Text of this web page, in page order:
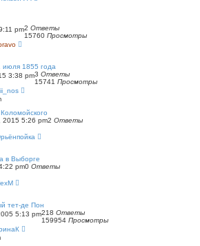
pm2 Ответы
15760 Просмотры
июля 1855 года
3:38 pm3 Ответы
15741 Просмотры
5:26 pm2 Ответы
в Выборге
pm0 Ответы
тет-де Пон
5:13 pm218 Ответы
159954 Просмотры